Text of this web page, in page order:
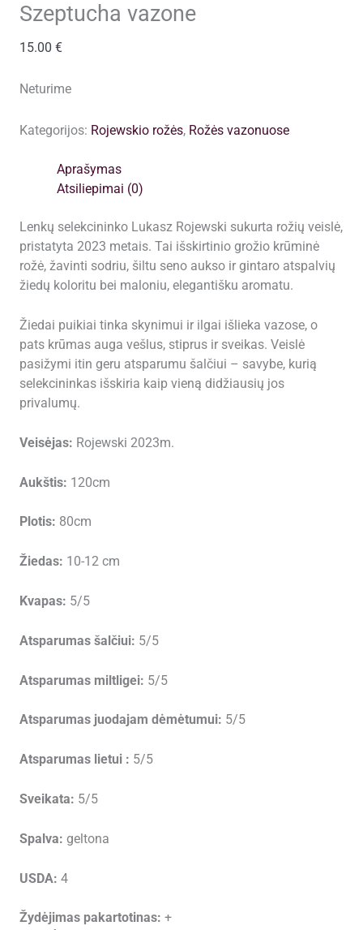
Szeptucha vazone
15.00 €
Neturime
Kategorijos: Rojewskio rožės, Rožės vazonuose
Aprašymas
Atsiliepimai (0)
Lenkų selekcininko Lukasz Rojewski sukurta rožių veislė,
pristatyta 2023 metais. Tai išskirtinio grožio krūminė
rožė, žavinti sodriu, šiltu seno aukso ir gintaro atspalvių
žiedų koloritu bei maloniu, elegantišku aromatu.
Žiedai puikiai tinka skynimui ir ilgai išlieka vazose, o
pats krūmas auga vešlus, stiprus ir sveikas. Veislė
pasižymi itin geru atsparumu šalčiui – savybe, kurią
selekcininkas išskiria kaip vieną didžiausių jos
privalumų.
Veisėjas: Rojewski 2023m.
Aukštis: 120cm
Plotis: 80cm
Žiedas: 10-12 cm
Kvapas: 5/5
Atsparumas šalčiui: 5/5
Atsparumas miltligei: 5/5
Atsparumas juodajam dėmėtumui: 5/5
Atsparumas lietui : 5/5
Sveikata: 5/5
Spalva: geltona
USDA: 4
Žydėjimas pakartotinas: +